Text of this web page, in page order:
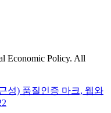
Economic Policy. All